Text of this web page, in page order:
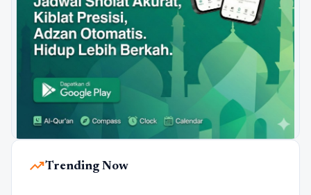
trending_upTrending Now